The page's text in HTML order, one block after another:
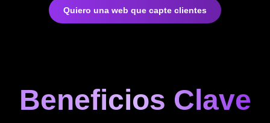
Quiero una web que capte clientes
Beneficios Clave